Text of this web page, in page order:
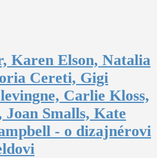
Karen Elson, Natalia
Cereti, Gigi
Carlie Kloss,
Smalls, Kate
- o dizajnérovi